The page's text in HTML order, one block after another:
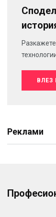
Реклами